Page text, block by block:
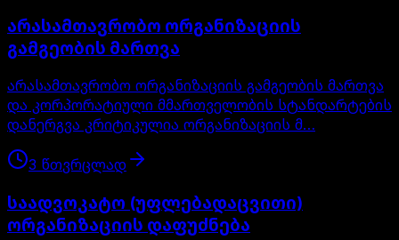
არასამთავრობო ორგანიზაციის
გამგეობის მართვა
არასამთავრობო ორგანიზაციის გამგეობის მართვა
და კორპორატიული მმართველობის სტანდარტების
დანერგვა კრიტიკულია ორგანიზაციის მ…
3 წთვრცლად
საადვოკატო (უფლებადაცვითი)
ორგანიზაციის დაფუძნება